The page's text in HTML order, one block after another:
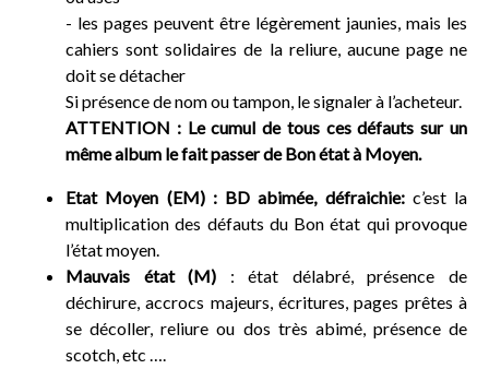
- les pages peuvent être légèrement jaunies, mais les
cahiers sont solidaires de la reliure, aucune page ne
doit se détacher
Si présence de nom ou tampon, le signaler à l’acheteur.
ATTENTION : Le cumul de tous ces défauts sur un
même album le fait passer de Bon état à Moyen.
Etat Moyen (EM) : BD abimée, défraichie: c’est la
multiplication des défauts du Bon état qui provoque
l’état moyen.
Mauvais état (M) : état délabré, présence de
déchirure, accrocs majeurs, écritures, pages prêtes à
se décoller, reliure ou dos très abimé, présence de
scotch, etc ….